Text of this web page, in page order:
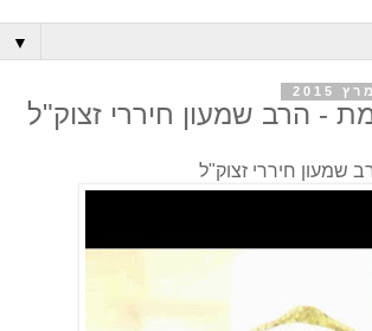
▼
- הרב שמעון חיררי זצוק"ל
שמעון חיררי זצוק"ל